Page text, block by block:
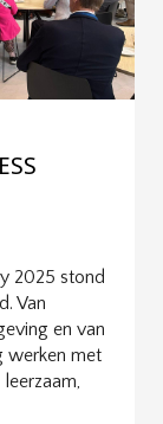
2025 stond
Van
en van
werken met